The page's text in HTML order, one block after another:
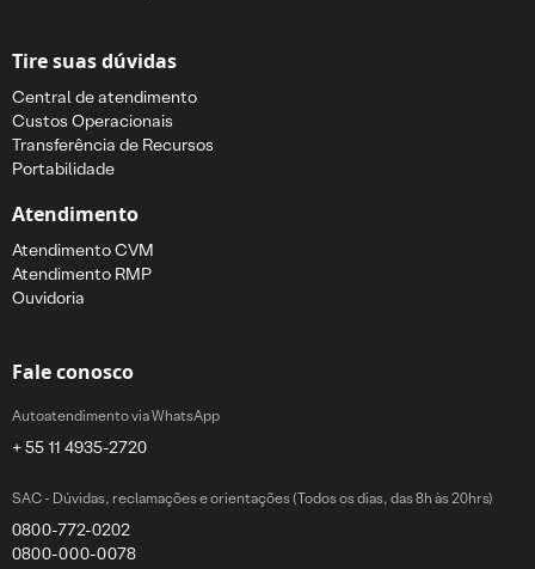
Tire suas dúvidas
Central de atendimento
Custos Operacionais
Transferência de Recursos
Portabilidade
Atendimento
Atendimento CVM
Atendimento RMP
Ouvidoria
Fale conosco
Autoatendimento via WhatsApp
+ 55 11 4935-2720
SAC - Dúvidas, reclamações e orientações (Todos os dias, das 8h às 20hrs)
0800-772-0202
0800-000-0078